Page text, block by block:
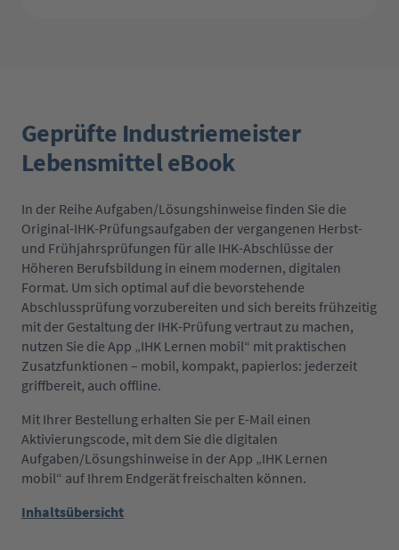
Geprüfte Industriemeister
Lebensmittel eBook
In der Reihe Aufgaben/Lösungshinweise finden Sie die
Original-IHK-Prüfungsaufgaben der vergangenen Herbst-
und Frühjahrsprüfungen für alle IHK-Abschlüsse der
Höheren Berufsbildung in einem modernen, digitalen
Format. Um sich optimal auf die bevorstehende
Abschlussprüfung vorzubereiten und sich bereits frühzeitig
mit der Gestaltung der IHK-Prüfung vertraut zu machen,
nutzen Sie die App „IHK Lernen mobil“ mit praktischen
Zusatzfunktionen – mobil, kompakt, papierlos: jederzeit
griffbereit, auch offline.
Mit Ihrer Bestellung erhalten Sie per E-Mail einen
Aktivierungscode, mit dem Sie die digitalen
Aufgaben/Lösungshinweise in der App „IHK Lernen
mobil“ auf Ihrem Endgerät freischalten können.
Inhaltsübersicht